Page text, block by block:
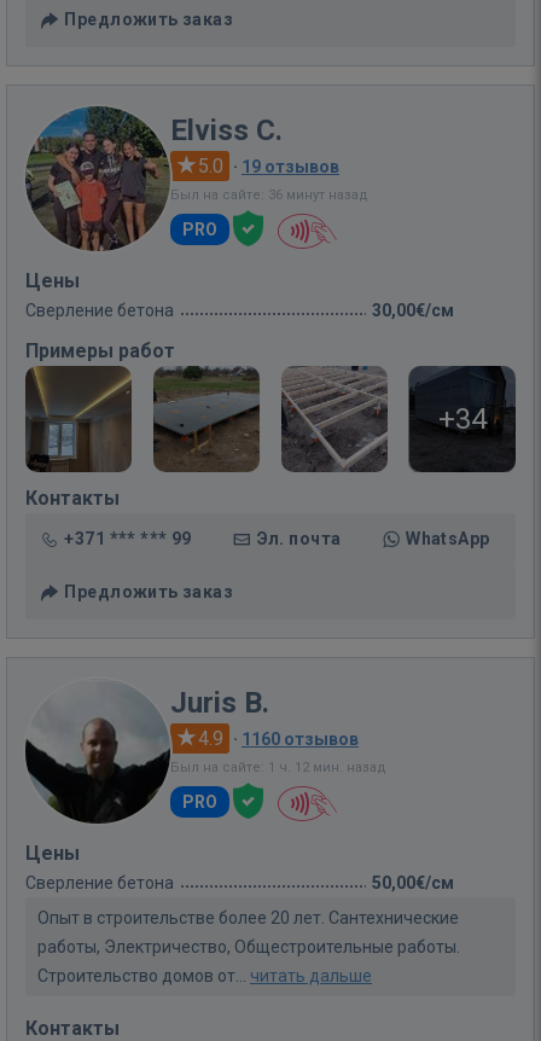
Предложить заказ
Elviss C.
5.0 · 19 отзывов
Был на сайте: 36 минут назад
PRO
Цены
Сверление бетона 30,00€/см
Примеры работ
+34
Контакты
+371 *** *** 99 Эл. почта WhatsApp
Предложить заказ
Juris B.
4.9 · 1160 отзывов
Был на сайте: 1 ч. 12 мин. назад
PRO
Цены
Сверление бетона
50,00€/см
Опыт в строительстве более 20 лет. Сантехнические
работы, Электричество, Общестроительные работы.
Строительство домов от... читать дальше
Контакты